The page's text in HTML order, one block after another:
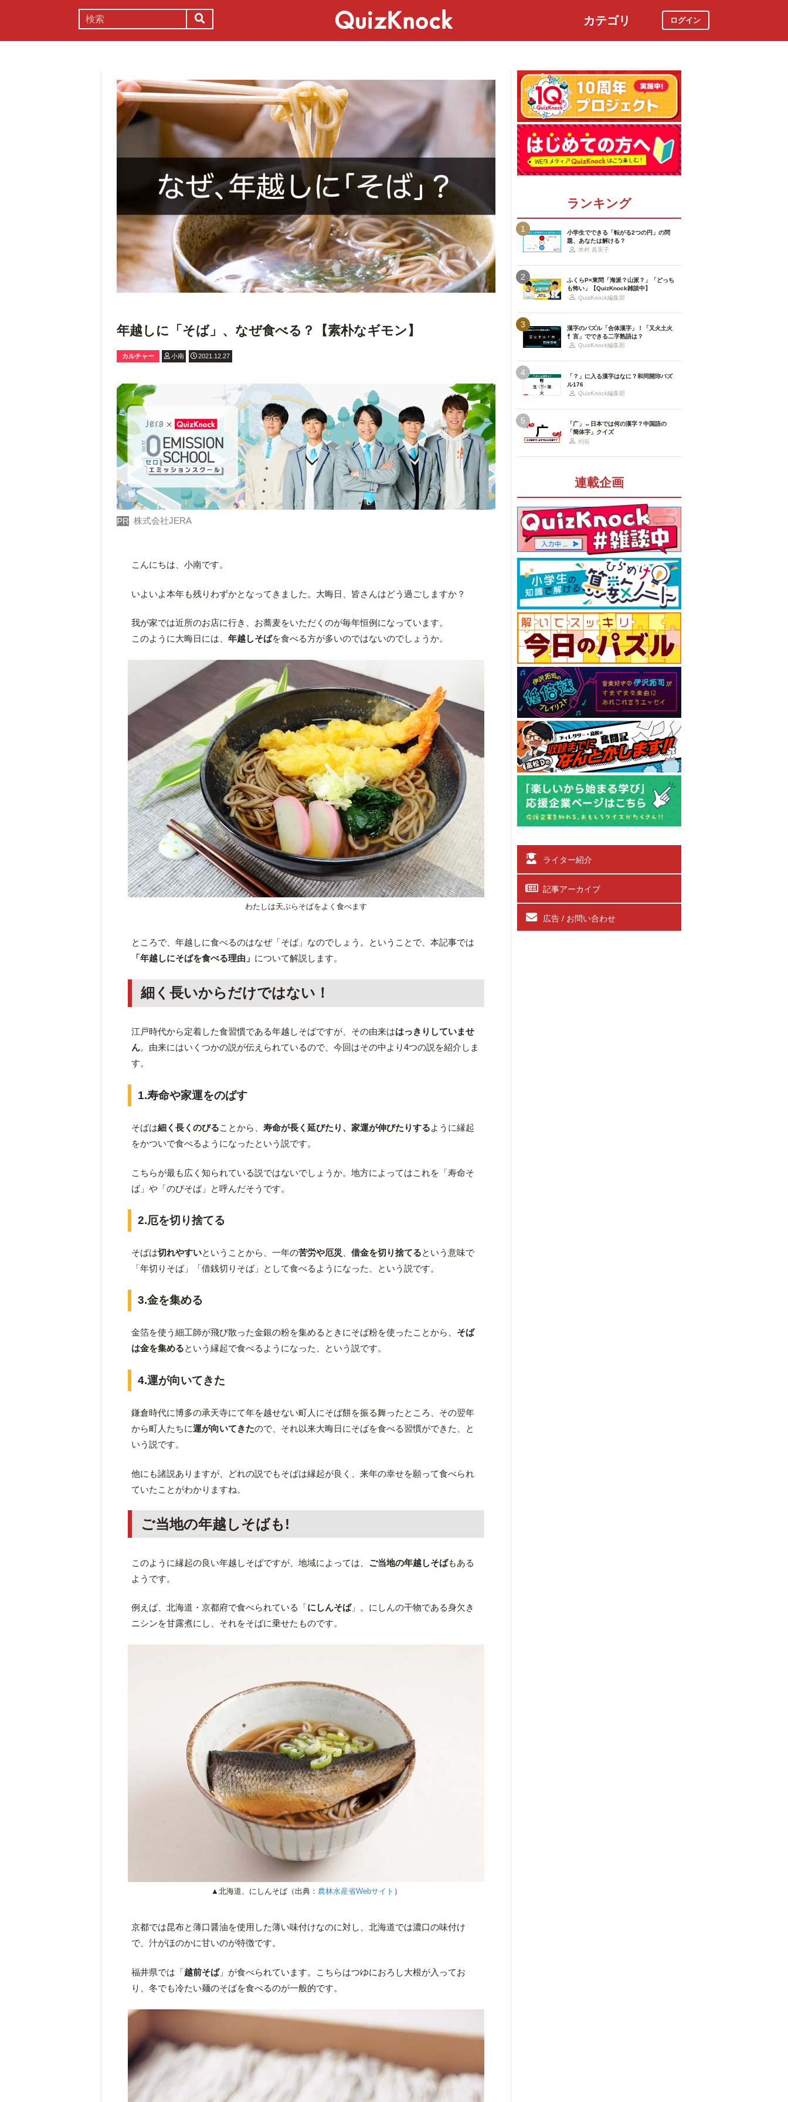
カテゴリ ログイン
年越しに「そば」、なぜ食べる？【素朴なギモン】
カルチャー 小南 2021.12.27
PR 株式会社JERA
こんにちは、小南です。
いよいよ本年も残りわずかとなってきました。大晦日、皆さんはどう過ごしますか？
我が家では近所のお店に行き、お蕎麦をいただくのが毎年恒例になっています。
このように大晦日には、年越しそばを食べる方が多いのではないのでしょうか。
わたしは天ぷらそばをよく食べます
ところで、年越しに食べるのはなぜ「そば」なのでしょう。ということで、本記事では
「年越しにそばを食べる理由」 について解説します。
細く長いからだけではない！
江戸時代から定着した食習慣である年越しそばですが、その由来ははっきりしていませ
ん。由来にはいくつかの説が伝えられているので、今回はその中より4つの説を紹介しま
す。
1.寿命や家運をのばす
そばは細く長くのびることから、寿命が長く延びたり、家運が伸びたりするように縁起
をかついで食べるようになったという説です。
こちらが最も広く知られている説ではないでしょうか。地方によってはこれを「寿命そ
ば」や「のびそば」と呼んだそうです。
2.厄を切り捨てる
そばは切れやすいということから、一年の苦労や厄災 、借金を切り捨てるという意味で
「年切りそば」「借銭切りそば」として食べるようになった、という説です。
3.金を集める
金箔を使う細工師が飛び散った金銀の粉を集めるときにそば粉を使ったことから、 そば
は金を集めるという縁起で食べるようになった、という説です。
4.運が向いてきた
鎌倉時代に博多の承天寺にて年を越せない町人にそば餅を振る舞ったところ、その翌年
から町人たちに運が向いてきたので、それ以来大晦日にそばを食べる習慣ができた、と
いう説です。
他にも諸説ありますが、どれの説でもそばは縁起が良く、来年の幸せを願って食べられ
ていたことがわかりますね。
ご当地の年越しそばも!
このように縁起の良い年越しそばですが、地域によっては、 ご当地の年越しそばもある
ようです。
例えば、北海道・京都府で食べられている「にしんそば」。にしんの干物である身欠き
ニシンを甘露煮にし、それをそばに乗せたものです。
▲北海道、にしんそば（出典： 農林水産省Webサイト ）
京都では昆布と薄口醤油を使用した薄い味付けなのに対し、北海道では濃口の味付け
で、汁がほのかに甘いのが特徴です。
福井県では「越前そば」が食べられています。こちらはつゆにおろし大根が入ってお
り、冬でも冷たい麺のそばを食べるのが一般的です。
ランキング
1
小学生でできる「転がる2つの円」の問
題、あなたは解ける？
木村 真実子
2
ふくらP×東問「海派？山派？」「どっち
も怖い」【QuizKnock雑談中】
QuizKnock編集部
3
漢字のパズル「合体漢字」！「又火土火
忄言」でできる二字熟語は？
QuizKnock編集部
4
「？」に入る漢字はなに？和同開珎パズ
ル176
QuizKnock編集部
5
「广」←日本では何の漢字？中国語の
「簡体字」クイズ
刈谷
連載企画
ライター紹介
記事アーカイブ
広告 / お問い合わせ